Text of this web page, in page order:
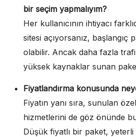
bir seçim yapmalıyım?
Her kullanıcının ihtiyacı
sitesi açıyorsanız, başlangıç
olabilir. Ancak daha fazla
yüksek kaynaklar sunan
Fiyatlandırma konusunda
Fiyatın yanı sıra, sunulan
hizmetlerini de göz önünde
Düşük fiyatlı bir paket,